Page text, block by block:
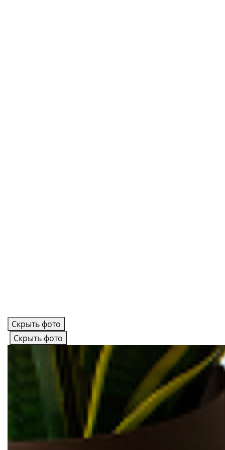
Скрыть фото
Скрыть фото